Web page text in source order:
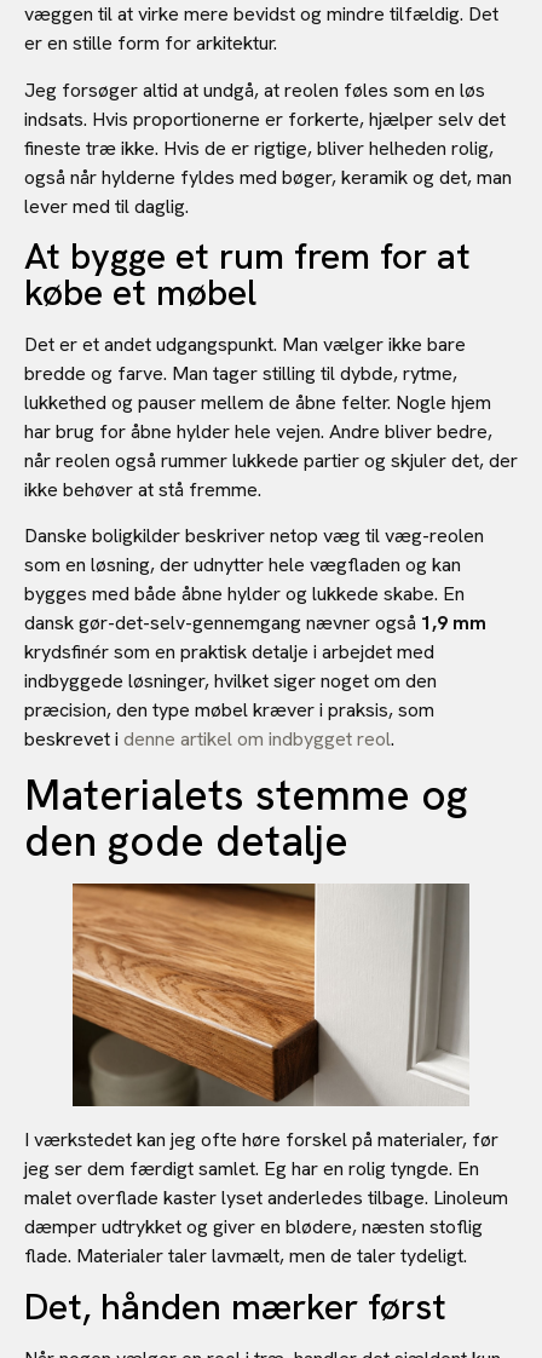
væggen til at virke mere bevidst og mindre tilfældig. Det
er en stille form for arkitektur.
Jeg forsøger altid at undgå, at reolen føles som en løs
indsats. Hvis proportionerne er forkerte, hjælper selv det
fineste træ ikke. Hvis de er rigtige, bliver helheden rolig,
også når hylderne fyldes med bøger, keramik og det, man
lever med til daglig.
At bygge et rum frem for at
købe et møbel
Det er et andet udgangspunkt. Man vælger ikke bare
bredde og farve. Man tager stilling til dybde, rytme,
lukkethed og pauser mellem de åbne felter. Nogle hjem
har brug for åbne hylder hele vejen. Andre bliver bedre,
når reolen også rummer lukkede partier og skjuler det, der
ikke behøver at stå fremme.
Danske boligkilder beskriver netop væg til væg-reolen
som en løsning, der udnytter hele vægfladen og kan
bygges med både åbne hylder og lukkede skabe. En
dansk gør-det-selv-gennemgang nævner også 1,9 mm
krydsfinér som en praktisk detalje i arbejdet med
indbyggede løsninger, hvilket siger noget om den
præcision, den type møbel kræver i praksis, som
beskrevet i denne artikel om indbygget reol.
Materialets stemme og
den gode detalje
I værkstedet kan jeg ofte høre forskel på materialer, før
jeg ser dem færdigt samlet. Eg har en rolig tyngde. En
malet overflade kaster lyset anderledes tilbage. Linoleum
dæmper udtrykket og giver en blødere, næsten stoflig
flade. Materialer taler lavmælt, men de taler tydeligt.
Det, hånden mærker først